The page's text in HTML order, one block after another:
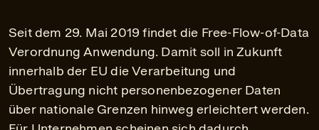
Seit dem 29. Mai 2019 findet die Free-Flow-of-Data
Verordnung Anwendung. Damit soll in Zukunft
innerhalb der EU die Verarbeitung und
Übertragung nicht personenbezogener Daten
über nationale Grenzen hinweg erleichtert werden.